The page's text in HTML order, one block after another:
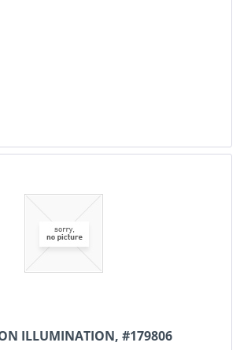
ILLUMINATION, #179806